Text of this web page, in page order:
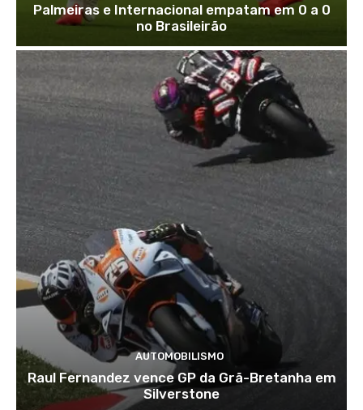
Palmeiras e Internacional empatam em 0 a 0
no Brasileirão
AUTOMOBILISMO
Raul Fernandez vence GP da Grã-Bretanha em
Silverstone